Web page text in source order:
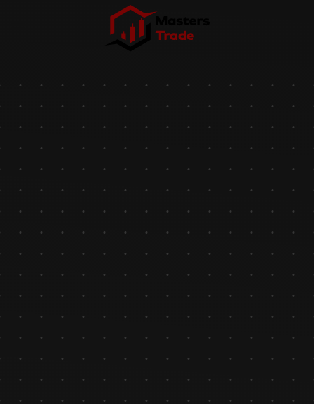
Skip to main content